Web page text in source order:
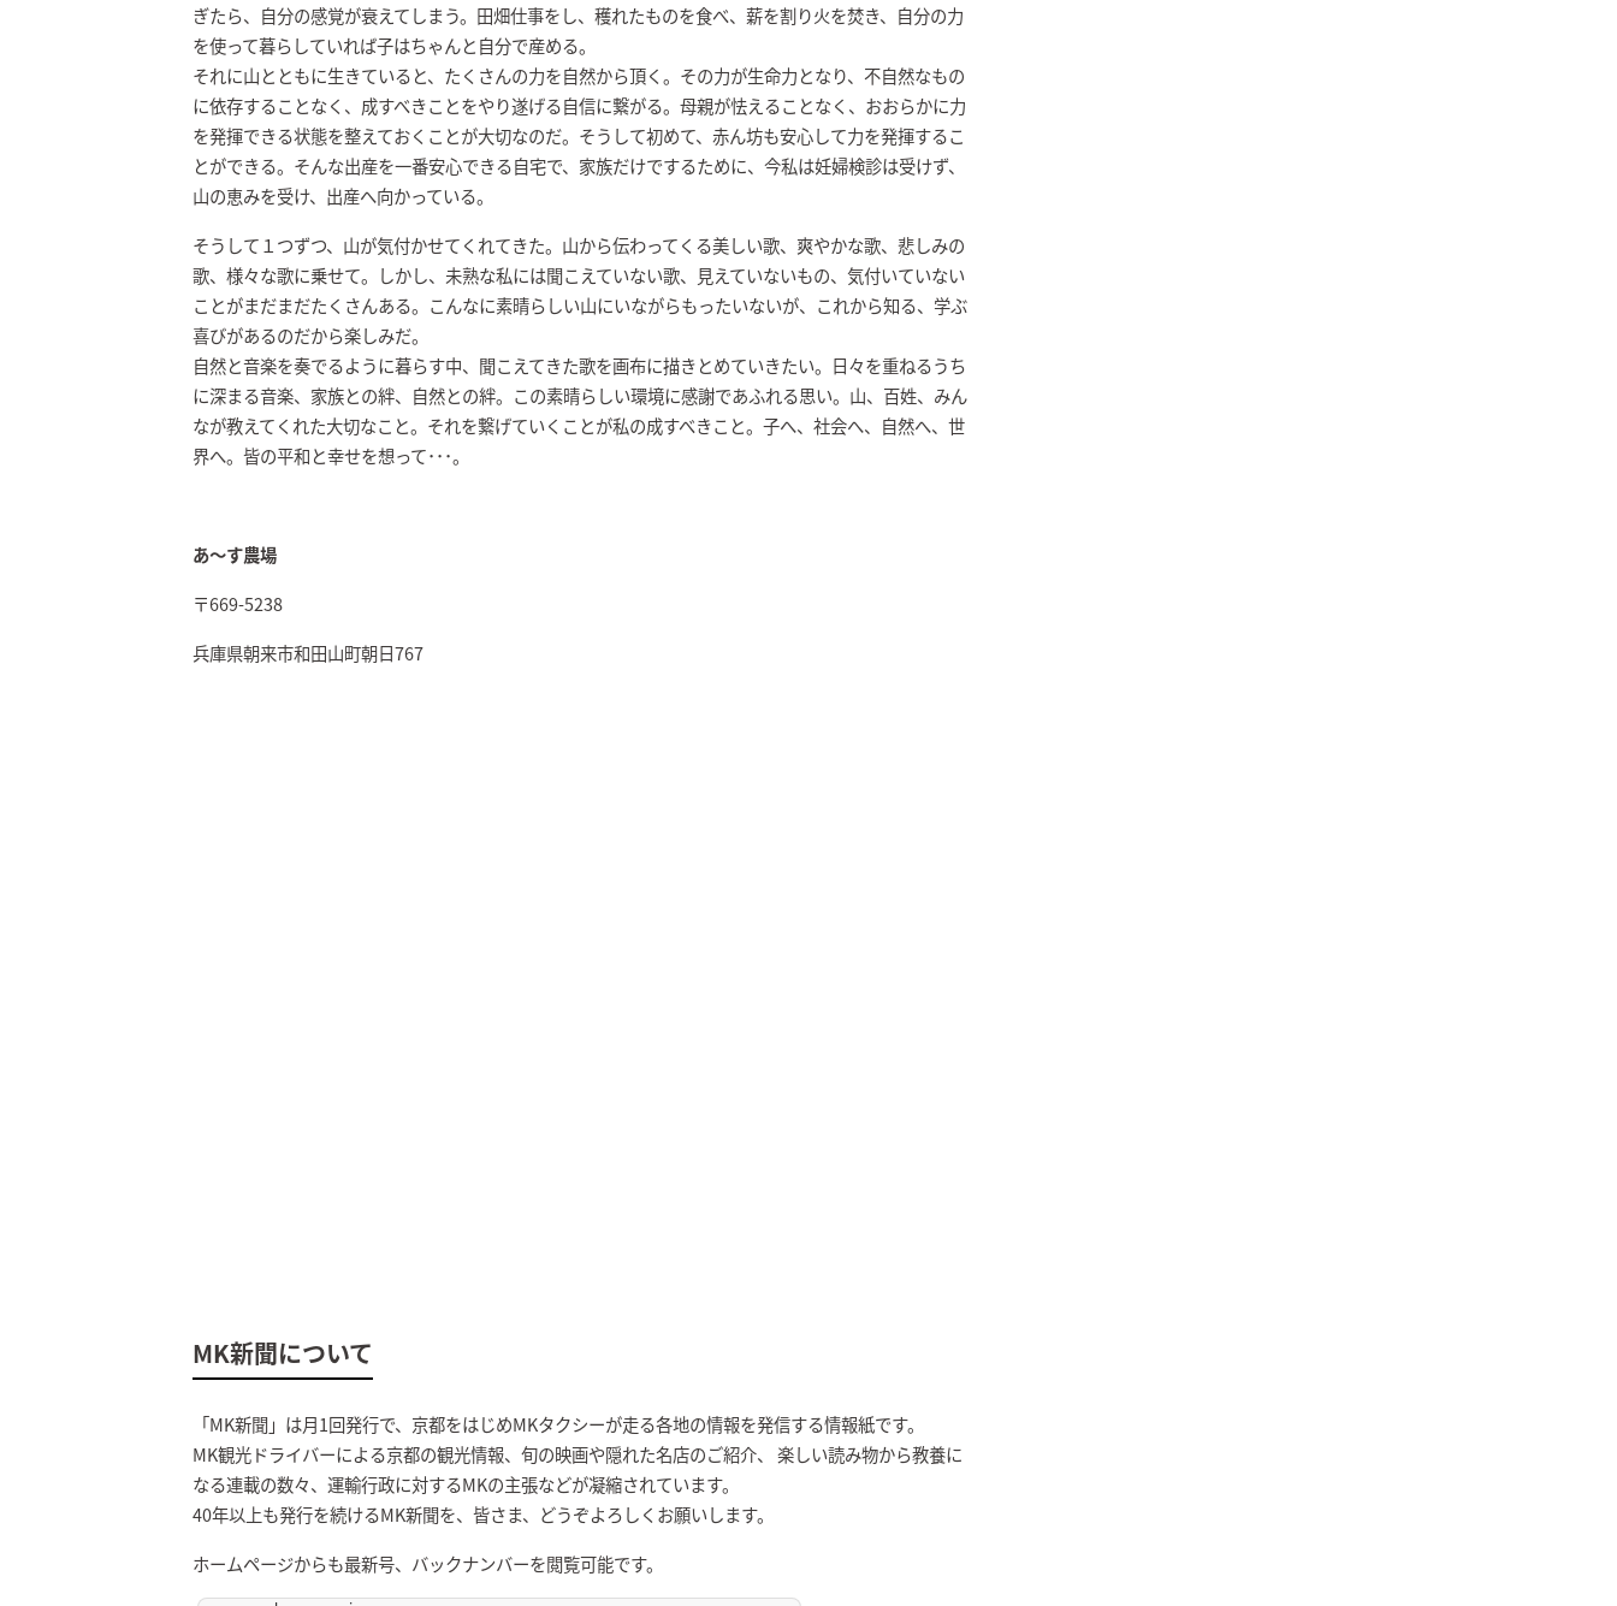
ぎたら、自分の感覚が衰えてしまう。田畑仕事をし、穫れたものを食べ、薪を割り火を焚き、自分の力
を使って暮らしていれば子はちゃんと自分で産める。
それに山とともに生きていると、たくさんの力を自然から頂く。その力が生命力となり、不自然なもの
に依存することなく、成すべきことをやり遂げる自信に繋がる。母親が怯えることなく、おおらかに力
を発揮できる状態を整えておくことが大切なのだ。そうして初めて、赤ん坊も安心して力を発揮するこ
とができる。そんな出産を一番安心できる自宅で、家族だけでするために、今私は妊婦検診は受けず、
山の恵みを受け、出産へ向かっている。
そうして１つずつ、山が気付かせてくれてきた。山から伝わってくる美しい歌、爽やかな歌、悲しみの
歌、様々な歌に乗せて。しかし、未熟な私には聞こえていない歌、見えていないもの、気付いていない
ことがまだまだたくさんある。こんなに素晴らしい山にいながらもったいないが、これから知る、学ぶ
喜びがあるのだから楽しみだ。
自然と音楽を奏でるように暮らす中、聞こえてきた歌を画布に描きとめていきたい。日々を重ねるうち
に深まる音楽、家族との絆、自然との絆。この素晴らしい環境に感謝であふれる思い。山、百姓、みん
なが教えてくれた大切なこと。それを繋げていくことが私の成すべきこと。子へ、社会へ、自然へ、世
界へ。皆の平和と幸せを想って･･･。
あ～す農場
〒669-5238
兵庫県朝来市和田山町朝日767
MK新聞について
「MK新聞」は月1回発行で、京都をはじめMKタクシーが走る各地の情報を発信する情報紙です。
MK観光ドライバーによる京都の観光情報、旬の映画や隠れた名店のご紹介、 楽しい読み物から教養に
なる連載の数々、運輸行政に対するMKの主張などが凝縮されています。
40年以上も発行を続けるMK新聞を、皆さま、どうぞよろしくお願いします。
ホームページからも最新号、バックナンバーを閲覧可能です。